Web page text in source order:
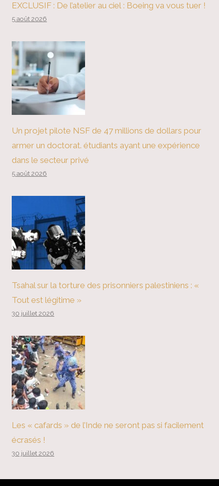
EXCLUSIF : De l’atelier au ciel : Boeing va vous tuer !
5 août 2026
Un projet pilote NSF de 47 millions de dollars pour
armer un doctorat. étudiants ayant une expérience
dans le secteur privé
5 août 2026
Tsahal sur la torture des prisonniers palestiniens : «
Tout est légitime »
30 juillet 2026
Les « cafards » de l’Inde ne seront pas si facilement
écrasés !
30 juillet 2026